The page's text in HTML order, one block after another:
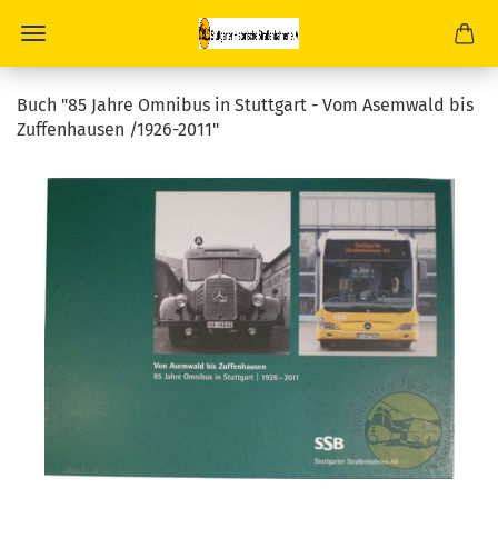
Buch "85 Jahre Omnibus in Stuttgart - Vom Asemwald bis
Zuffenhausen /1926-2011"